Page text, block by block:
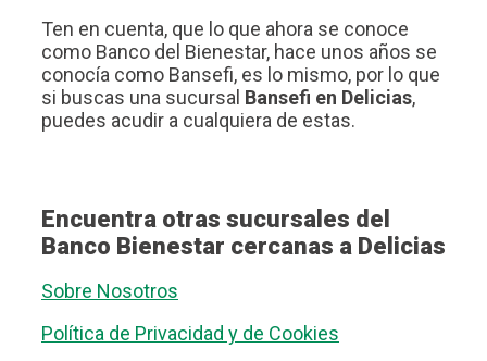
Ten en cuenta, que lo que ahora se conoce
como Banco del Bienestar, hace unos años se
conocía como Bansefi, es lo mismo, por lo que
si buscas una sucursal Bansefi en Delicias,
puedes acudir a cualquiera de estas.
Encuentra otras sucursales del
Banco Bienestar cercanas a Delicias
Sobre Nosotros
Política de Privacidad y de Cookies